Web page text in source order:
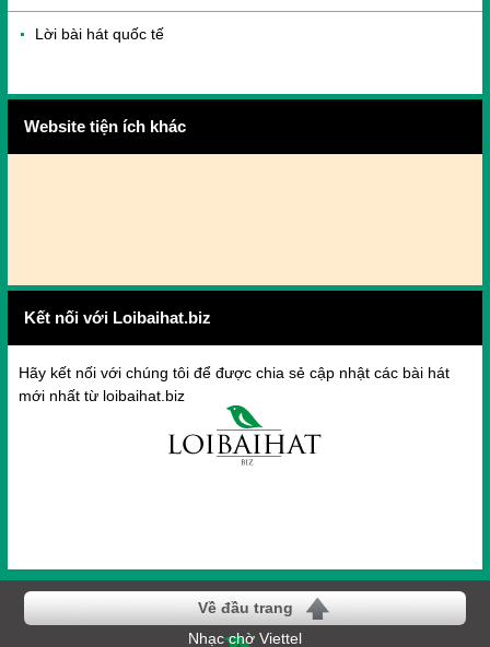
Lời bài hát quốc tế
Website tiện ích khác
Kết nối với Loibaihat.biz
Hãy kết nối với chúng tôi để được chia sẻ cập nhật các bài hát
mới nhất từ loibaihat.biz
Về đầu trang
Nhạc chờ Viettel